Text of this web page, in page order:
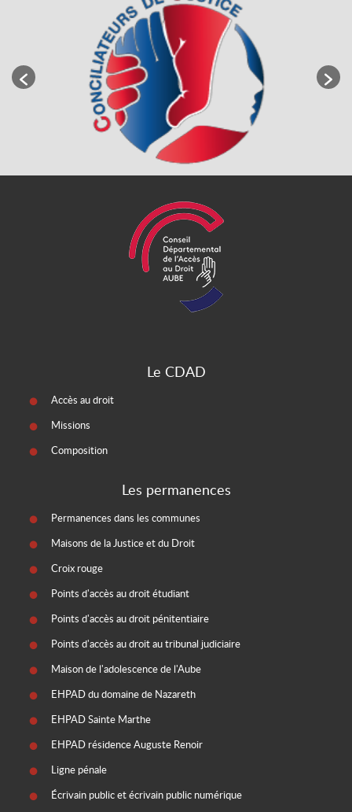
Le CDAD
Accès au droit
Missions
Composition
Les permanences
Permanences dans les communes
Maisons de la Justice et du Droit
Croix rouge
Points d'accès au droit étudiant
Points d'accès au droit pénitentiaire
Points d'accès au droit au tribunal judiciaire
Maison de l'adolescence de l'Aube
EHPAD du domaine de Nazareth
EHPAD Sainte Marthe
EHPAD résidence Auguste Renoir
Ligne pénale
Écrivain public et écrivain public numérique